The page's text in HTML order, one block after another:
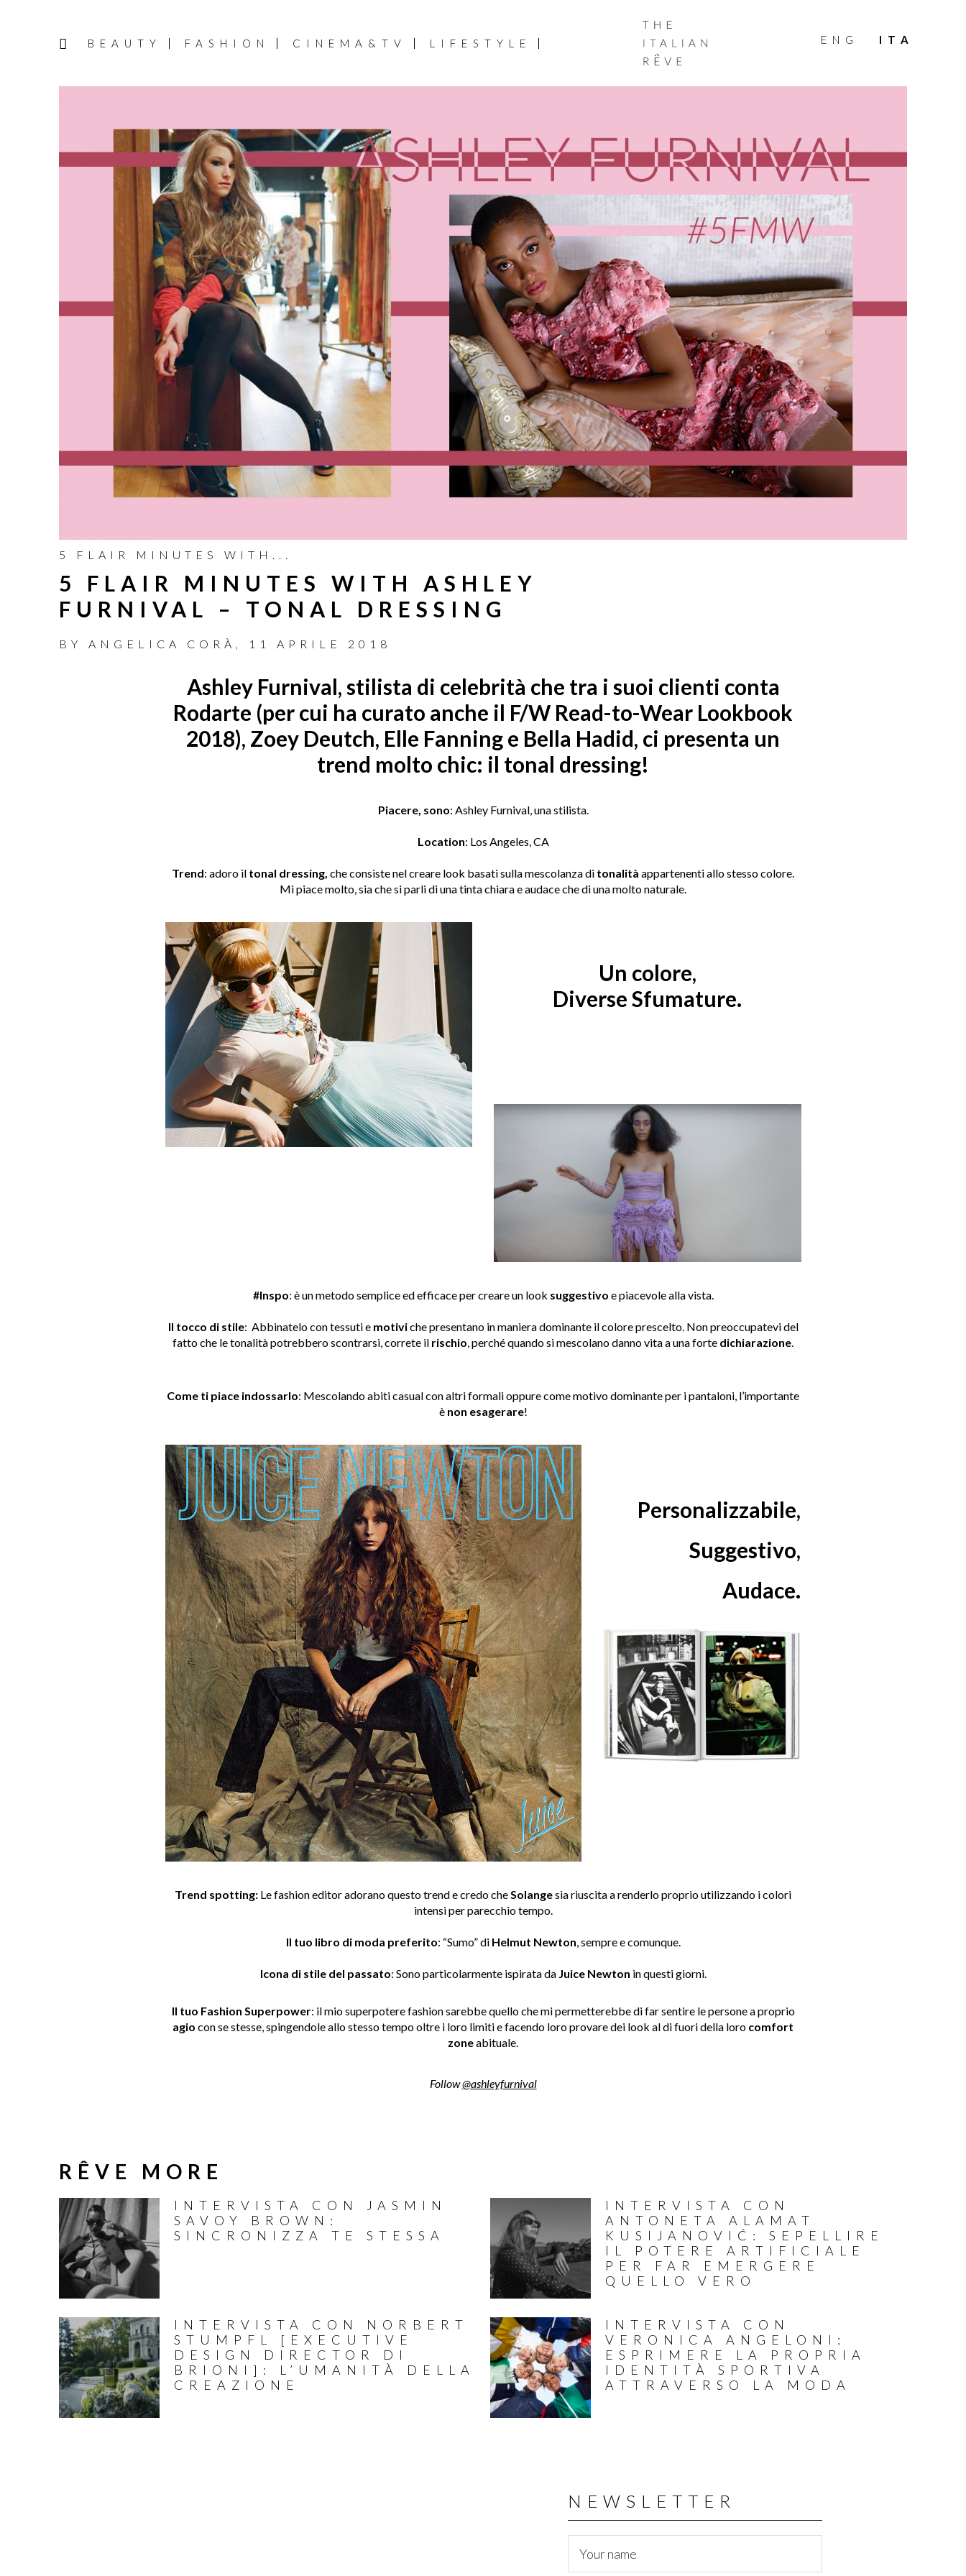
BEAUTY FASHION CINEMA&TV LIFESTYLE
ITALIAN
RÊVE
ENG ITA
5 FLAIR MINUTES WITH...
5 FLAIR MINUTES WITH ASHLEY
FURNIVAL – TONAL DRESSING
BY ANGELICA CORÀ 11 APRILE 2018
Ashley Furnival, stilista di celebrità che tra i suoi clienti conta
Rodarte (per cui ha curato anche il F/W Read-to-Wear Lookbook
2018), Zoey Deutch, Elle Fanning e Bella Hadid, ci presenta un
trend molto chic: il tonal dressing!
Piacere, sono: Ashley Furnival, una stilista.
Location: Los Angeles, CA
Trend: adoro il tonal dressing, che consiste nel creare look basati sulla mescolanza di tonalità appartenenti allo stesso colore.
Mi piace molto, sia che si parli di una tinta chiara e audace che di una molto naturale.
Un colore,
Diverse Sfumature.
#Inspo: è un metodo semplice ed efficace per creare un look suggestivo e piacevole alla vista.
Il tocco di stile: Abbinatelo con tessuti e motiviche presentano in maniera dominante il colore prescelto. Non preoccupatevi del
fatto che le tonalità potrebbero scontrarsi, correte il rischio, perché quando si mescolano danno vita a una forte dichiarazione.
Come ti piace indossarlo: Mescolando abiti casual con altri formali oppure come motivo dominante per i pantaloni, l’importante
è non esagerare!
Personalizzabile,
Suggestivo,
Audace.
Trend spotting: Le fashion editor adorano questo trend e credo cheSolangesia riuscita a renderlo proprio utilizzando i colori
intensi per parecchio tempo.
Il tuo libro di moda preferito: “Sumo” di Helmut Newton, sempre e comunque.
Icona di stile del passato: Sono particolarmente ispirata daJuice Newton in questi giorni.
Il tuo Fashion Superpower: il mio superpotere fashion sarebbe quello che mi permetterebbe di far sentire le persone a proprio
agio con se stesse, spingendole allo stesso tempo oltre i loro limiti e facendo loro provare dei look al di fuori della loro comfort
zoneabituale.
Follow@ashleyfurnival
RÊVE MORE
INTERVISTA CON JASMIN
SAVOY BROWN:
SINCRONIZZA TE STESSA
INTERVISTA CON
ANTONETA ALAMAT
KUSIJANOVIĆ: SEPELLIRE
IL POTERE ARTIFICIALE
PER FAR EMERGERE
QUELLO VERO
INTERVISTA CON NORBERT
STUMPFL [EXECUTIVE
DESIGN DIRECTOR DI
BRIONI]: L’UMANITÀ DELLA
CREAZIONE
INTERVISTA CON
VERONICA ANGELONI:
ESPRIMERE LA PROPRIA
IDENTITÀ SPORTIVA
ATTRAVERSO LA MODA
NEWSLETTER